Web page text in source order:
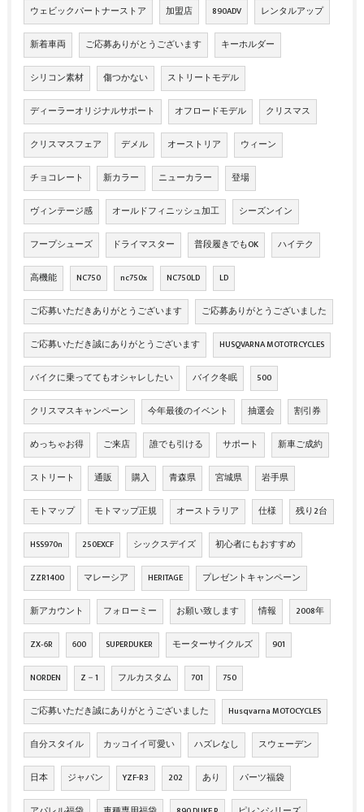
ウェビックパートナーストア 加盟店 890ADV レンタルアップ
新着車両 ご応募ありがとうございます キーホルダー
シリコン素材 傷つかない ストリートモデル
ディーラーオリジナルサポート オフロードモデル クリスマス
クリスマスフェア デメル オーストリア ウィーン
チョコレート 新カラー ニューカラー 登場
ヴィンテージ感 オールドフィニッシュ加工 シーズンイン
フープシューズ ドライマスター 普段履きでもOK ハイテク
高機能 NC750 nc750x NC750LD LD
ご応募いただきありがとうございます ご応募ありがとうございました
ご応募いただき誠にありがとうございます HUSQVARNA MOTOTRCYCLES
バイクに乗っててもオシャレしたい バイク冬眠 500
クリスマスキャンペーン 今年最後のイベント 抽選会 割引券
めっちゃお得 ご来店 誰でも引ける サポート 新車ご成約
ストリート 通販 購入 青森県 宮城県 岩手県
モトマップ モトマップ正規 オーストラリア 仕様 残り2台
HSS970n 250EXCF シックスデイズ 初心者にもおすすめ
ZZR1400 マレーシア HERITAGE プレゼントキャンペーン
新アカウント フォローミー お願い致します 情報 2008年
ZX‐6R 600 SUPERDUKER モーターサイクルズ 901
NORDEN Z－1 フルカスタム 701 750
ご応募いただき誠にありがとうございました Husqvarna MOTOCYCLES
自分スタイル カッコイイ可愛い ハズレなし スウェーデン
日本 ジャパン YZF-R3 202 あり パーツ福袋